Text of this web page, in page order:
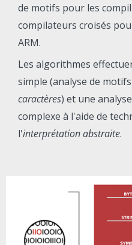
de motifs pour les
compilateurs croisés
ARM.
Les algorithmes
simple (analyse de
caractères) et une
complexe à l'aide de
l'interprétation abstraite.